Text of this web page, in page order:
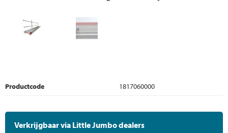
Productcode 1817060000
Verkrijgbaar via Little Jumbo dealers